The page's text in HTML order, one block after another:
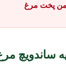
پخت مرغ
ساندویچ مرغ